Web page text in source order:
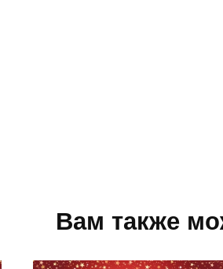
Вам также